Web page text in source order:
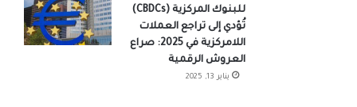
للبنوك المركزية (CBDCs)
تُؤدي إلى تراجع العملات
اللامركزية في 2025: صراع
العروش الرقمية
يناير 13, 2025